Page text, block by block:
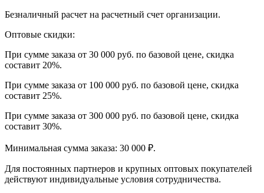
Безналичный расчет на расчетный счет организации.
Оптовые скидки:
При сумме заказа от 30 000 руб. по базовой цене, скидка
составит 20%.
При сумме заказа от 100 000 руб. по базовой цене, скидка
составит 25%.
При сумме заказа от 300 000 руб. по базовой цене, скидка
составит 30%.
Минимальная сумма заказа: 30 000 ₽.
Для постоянных партнеров и крупных оптовых покупателей
действуют индивидуальные условия сотрудничества.